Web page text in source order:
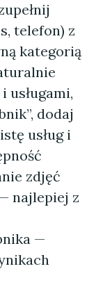
telefon) z
kategorią
usługami,
dodaj
usług i
zdjęć
najlepiej z
—